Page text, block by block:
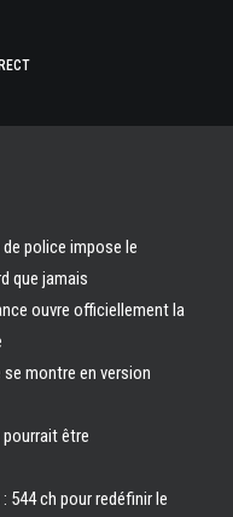
police impose le
que jamais
ouvre officiellement la
montre en version
pourrait être
544 ch pour redéfinir le